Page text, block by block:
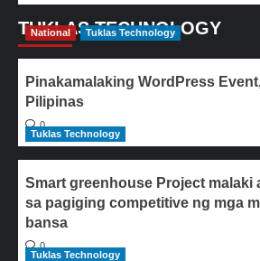
TUKLAS TECHNOLOGY
National Tuklas Technology
Pinakamalaking WordPress
Pilipinas
0
Tuklas Technology
Smart greenhouse Project malaki
sa pagiging competitive ng mga
bansa
0
Tuklas Technology